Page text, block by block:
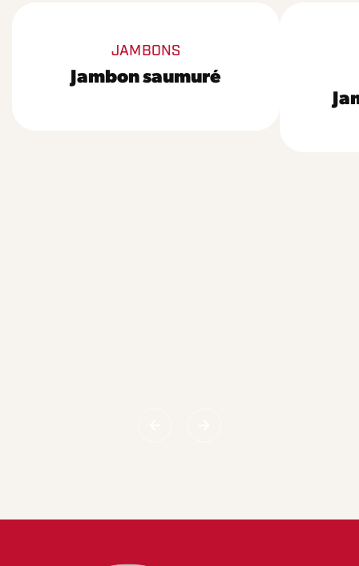
JAMBONS
Jambon saumuré